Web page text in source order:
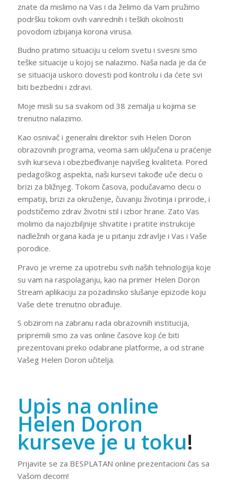
znate da mislimo na Vas i da želimo da Vam pružimo
podršku tokom ovih vanrednih i teških okolnosti
povodom izbijanja korona virusa.
Budno pratimo situaciju u celom svetu i svesni smo
teške situacije u kojoj se nalazimo. Naša nada je da će
se situacija uskoro dovesti pod kontrolu i da ćete svi
biti bezbedni i zdravi.
Moje misli su sa svakom od 38 zemalja u kojima se
trenutno nalazimo.
Kao osnivač i generalni direktor svih Helen Doron
obrazovnih programa, veoma sam uključena u praćenje
svih kurseva i obezbeđivanje najvišeg kvaliteta. Pored
pedagoškog aspekta, naši kursevi takođe uče decu o
brizi za bližnjeg. Tokom časova, podučavamo decu o
empatiji, brizi za okruženje, čuvanju životinja i prirode, i
podstičemo zdrav životni stil i izbor hrane. Zato Vas
molimo da najozbiljnije shvatite i pratite instrukcije
nadležnih organa kada je u pitanju zdravlje i Vas i Vaše
porodice.
Pravo je vreme za upotrebu svih naših tehnologija koje
su vam na raspolaganju, kao na primer Helen Doron
Stream aplikaciju za pozadinsko slušanje epizode koju
Vaše dete trenutno obrađuje.
S obzirom na zabranu rada obrazovnih institucija,
pripremili smo za vas online časove koji će biti
prezentovani preko odabrane platforme, a od strane
Vašeg Helen Doron učitelja.
Upis na online
Helen Doron
kurseve je u toku!
Prijavite se za BESPLATAN online prezentacioni čas sa
Vašom decom!